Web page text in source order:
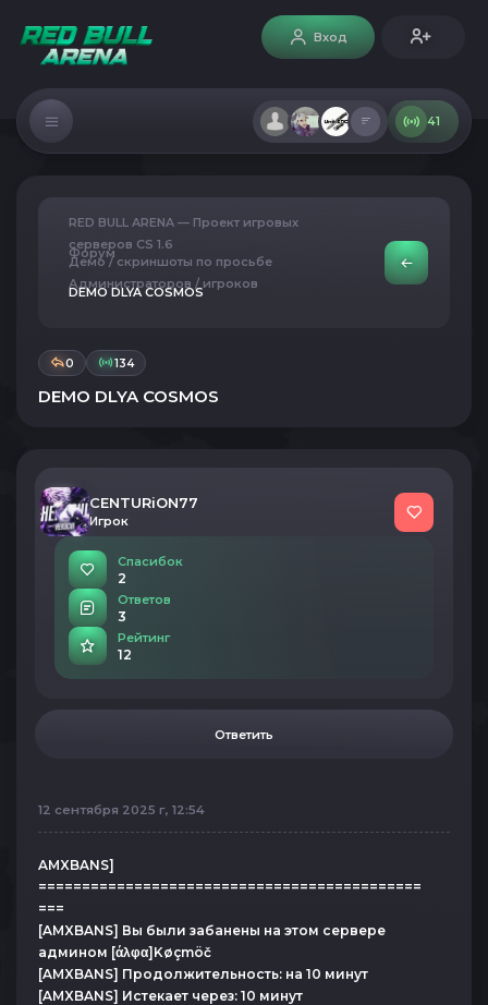
Вход
41
RED BULL ARENA — Проект игровых
серверов CS 1.6
Форум
Демо / скриншоты по просьбе
Администраторов / игроков
DEMO DLYA COSMOS
0 134
DEMO DLYA COSMOS
CENTURiON77
Игрок
Спасибок
2
Ответов
3
Рейтинг
12
Ответить
12 сентября 2025 г, 12:54
AMXBANS]
============================================
===
[AMXBANS] Вы были забанены на этом сервере
админом [άλφα]Køçmöč
[AMXBANS] Продолжительность: на 10 минут
[AMXBANS] Истекает через: 10 минут